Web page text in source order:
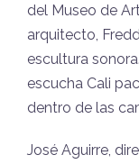
del Museo de
arquitecto,
escultura
escucha Cali
dentro de las
José Aguirre,